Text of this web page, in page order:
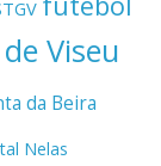
Viseu
da Beira
Nelas